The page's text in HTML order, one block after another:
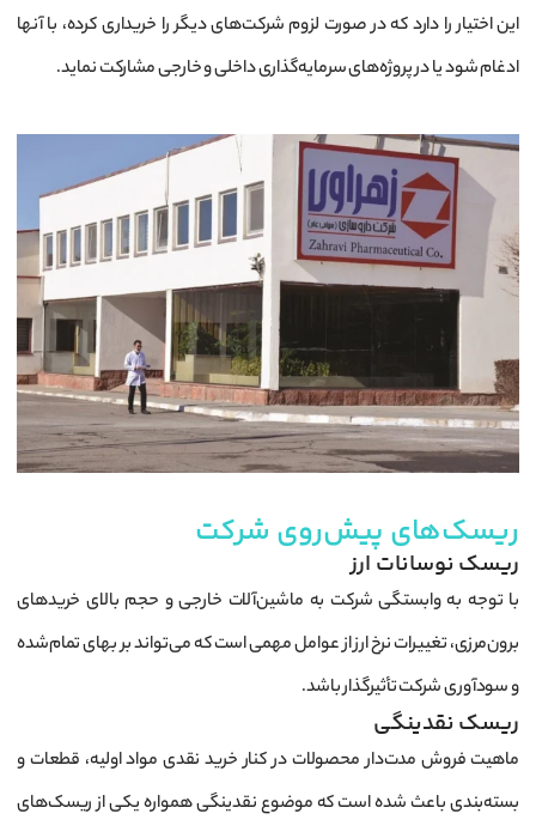
این اختیار را دارد که در صورت لزوم شرکت‌های دیگر را خریداری کرده، با آنها
ادغام شود یا در پروژه‌های سرمایه‌گذاری داخلی و خارجی مشارکت نماید.
ریسک‌های پیش‌روی شرکت
ریسک نوسانات ارز
با توجه به وابستگی شرکت به ماشین‌آلات خارجی و حجم بالای خریدهای
برون‌مرزی، تغییرات نرخ ارز از عوامل مهمی است که می‌تواند بر بهای تمام‌شده
و سودآوری شرکت تأثیرگذار باشد.
ریسک نقدینگی
ماهیت فروش مدت‌دار محصولات در کنار خرید نقدی مواد اولیه، قطعات و
بسته‌بندی باعث شده است که موضوع نقدینگی همواره یکی از ریسک‌های